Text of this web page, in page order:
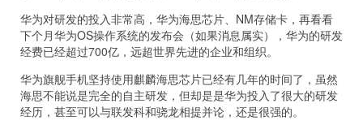
华为对研发的投入非常高，华为海思芯片、NM存储卡，再看看
下个月华为OS操作系统的发布会（如果消息属实），华为的研发
经费已经超过700亿，远超世界先进的企业和组织。
华为旗舰手机坚持使用麒麟海思芯片已经有几年的时间了，虽然
海思不能说是完全的自主研发，但却是是华为投入了很大的研发
经历，甚至可以与联发科和骁龙相提并论，还是很强的。